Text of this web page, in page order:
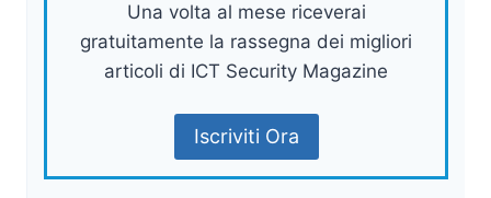
Una volta al mese riceverai
gratuitamente la rassegna dei migliori
articoli di ICT Security Magazine
Iscriviti Ora